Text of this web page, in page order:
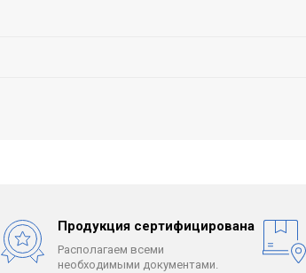
Продукция сертифицирована
Располагаем всеми
необходимыми документами.